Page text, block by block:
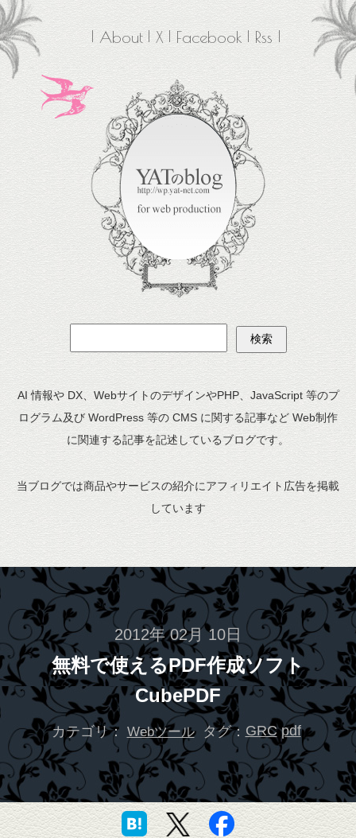
About X Facebook Rss
AI 情報や DX、WebサイトのデザインやPHP、JavaScript 等のプ
ログラム及び WordPress 等の CMS に関する記事など Web制作
に関連する記事を記述しているブログです。
当ブログでは商品やサービスの紹介にアフィリエイト広告を掲載
しています
2012年 02月 10日
無料で使えるPDF作成ソフト
CubePDF
カテゴリ： Webツール タグ： GRC pdf